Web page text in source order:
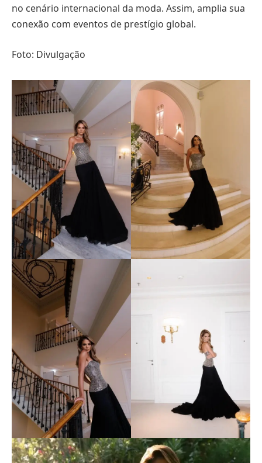
no cenário internacional da moda. Assim, amplia sua
conexão com eventos de prestígio global.
Foto: Divulgação